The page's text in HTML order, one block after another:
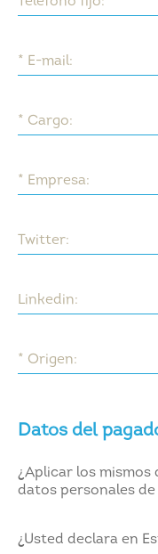
* E-mail:
* Cargo:
* Empresa:
Twitter:
Linkedin:
* Origen:
Datos del
¿Aplicar los mismos
datos personales de
¿Usted declara en